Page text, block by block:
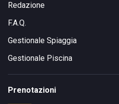
Redazione
F.A.Q.
Gestionale Spiaggia
Gestionale Piscina
Prenotazioni